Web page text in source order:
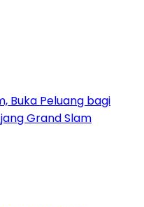
Buka Peluang bagi
Grand Slam